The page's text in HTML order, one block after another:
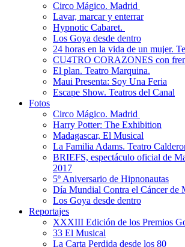
Circo Mágico. Madrid
Lavar, marcar y enterrar
Hypnotic Cabaret.
Los Goya desde dentro
24 horas en la vida de un mujer.
CU4TRO CORAZONES con
El plan. Teatro Marquina.
Maui Presenta: Soy Una Feria
Escape Show. Teatros del Canal
Fotos
Circo Mágico. Madrid
Harry Potter: The Exhibition
Madagascar, El Musical
La Familia Adams. Teatro
BRIEFS, espectáculo oficial de
2017
5º Aniversario de Hipnonautas
Día Mundial Contra el Cáncer de
Los Goya desde dentro
Reportajes
XXXIII Edición de los Premios
33 El Musical
La Carta Perdida desde los 80